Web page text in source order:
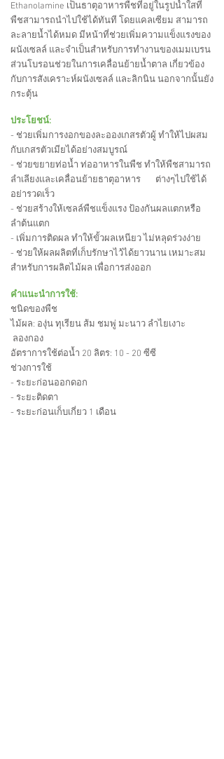
Ethanolamine เป็นธาตุอาหารพืชที่อยู่ในรูปน้ำใสที่
พืชสามารถนำไปใช้ได้ทันที โดยแคลเซียม สามารถ
ละลายน้ำได้หมด มีหน้าที่ช่วยเพิ่มความแข็งแรงของ
ผนังเซลล์ และจำเป็นสำหรับการทำงานของเมมเบรน
ส่วนโบรอนช่วยในการเคลื่อนย้ายน้ำตาล เกี่ยวข้อง
กับการสังเคราะห์ผนังเซลล์ และลิกนิน นอกจากนั้นยัง
กระตุ้น
ประโยชน์:
- ช่วยเพิ่มการงอกของละอองเกสรตัวผู้ ทำให้ไปผสม
กับเกสรตัวเมียได้อย่างสมบูรณ์
- ช่วยขยายท่อน้ำ ท่ออาหารในพืช ทำให้พืชสามารถ
ลำเลียงและเคลื่อนย้ายธาตุอาหาร ต่างๆไปใช้ได้
อย่ารวดเร็ว
- ช่วยสร้างให้เซลล์พืชแข็งแรง ป้องกันผลแตกหรือ
ลำต้นแตก
- เพิ่มการติดผล ทำให้ขั้วผลเหนียว ไม่หลุดร่วงง่าย
- ช่วยให้ผลผลิตที่เก็บรักษาไว้ได้ยาวนาน เหมาะสม
สำหรับการผลิตไม้ผล เพื่อการส่งออก
คำแนะนำการใช้:
ชนิดของพืช
ไม้ผล: องุ่น ทุเรียน ส้ม ชมพู่ มะนาว ลำไยเงาะ
ลองกอง
อัตราการใช้ต่อน้ำ 20 ลิตร: 10 - 20 ซีซี
ช่วงการใช้
- ระยะก่อนออกดอก
- ระยะติดตา
- ระยะก่อนเก็บเกี่ยว 1 เดือน